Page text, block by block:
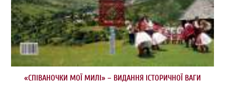
«СПІВАНОЧКИ МОЇ МИЛІ» – ВИДАННЯ ІСТОРИЧНОЇ ВАГИ